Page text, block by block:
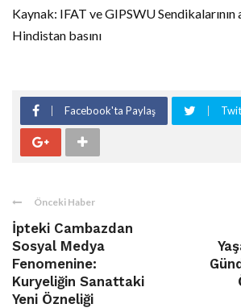
Kaynak: IFAT ve GIPSWU Sendikalarının
Hindistan basını
Facebook'ta Paylaş
Önceki Haber
İpteki Cambazdan
Sosyal Medya
Fenomenine:
Kuryeliğin Sanattaki
Yeni Özneliği